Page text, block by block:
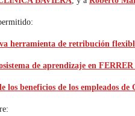
herramienta de retribución
de aprendizaje en
los beneficios de los empleados